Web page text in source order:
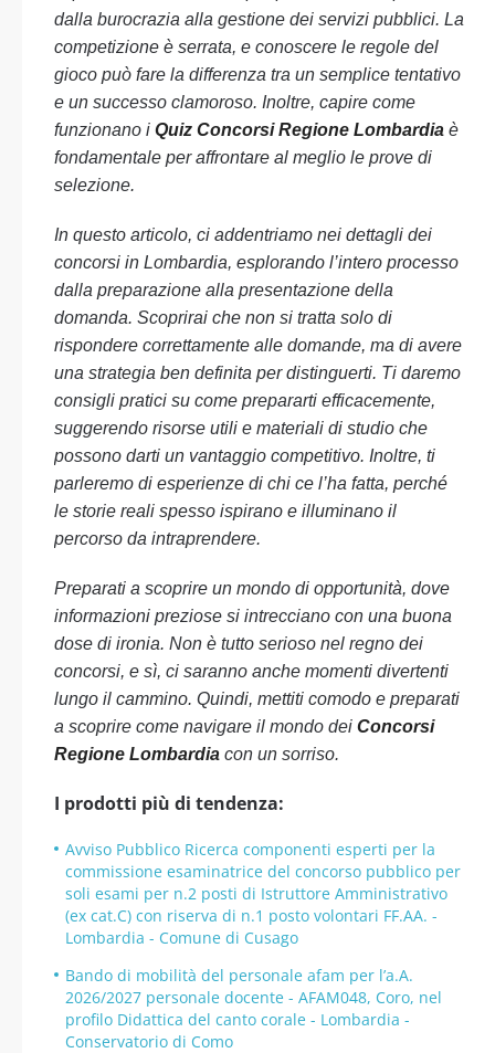
dalla burocrazia alla gestione dei servizi pubblici. La
competizione è serrata, e conoscere le regole del
gioco può fare la differenza tra un semplice tentativo
e un successo clamoroso. Inoltre, capire come
funzionano i Quiz Concorsi Regione Lombardia è
fondamentale per affrontare al meglio le prove di
selezione.
In questo articolo, ci addentriamo nei dettagli dei
concorsi in Lombardia, esplorando l’intero processo
dalla preparazione alla presentazione della
domanda. Scoprirai che non si tratta solo di
rispondere correttamente alle domande, ma di avere
una strategia ben definita per distinguerti. Ti daremo
consigli pratici su come prepararti efficacemente,
suggerendo risorse utili e materiali di studio che
possono darti un vantaggio competitivo. Inoltre, ti
parleremo di esperienze di chi ce l’ha fatta, perché
le storie reali spesso ispirano e illuminano il
percorso da intraprendere.
Preparati a scoprire un mondo di opportunità, dove
informazioni preziose si intrecciano con una buona
dose di ironia. Non è tutto serioso nel regno dei
concorsi, e sì, ci saranno anche momenti divertenti
lungo il cammino. Quindi, mettiti comodo e preparati
a scoprire come navigare il mondo dei Concorsi
Regione Lombardia con un sorriso.
I prodotti più di tendenza:
Avviso Pubblico Ricerca componenti esperti per la
commissione esaminatrice del concorso pubblico per
soli esami per n.2 posti di Istruttore Amministrativo
(ex cat.C) con riserva di n.1 posto volontari FF.AA. -
Lombardia - Comune di Cusago
Bando di mobilità del personale afam per l’a.A.
2026/2027 personale docente - AFAM048, Coro, nel
profilo Didattica del canto corale - Lombardia -
Conservatorio di Como